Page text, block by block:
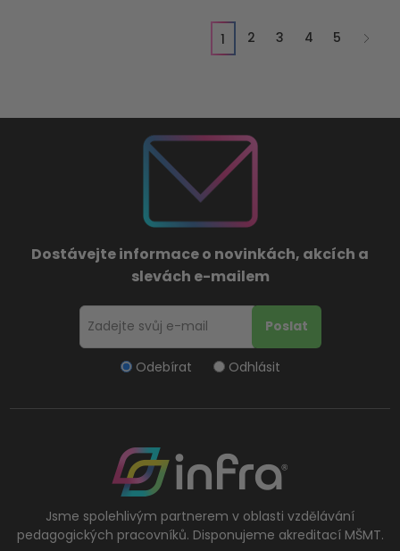
1 2 3 4 5
Dostávejte informace o novinkách, akcích a
slevách e-mailem
Odebírat Odhlásit
Jsme spolehlivým partnerem v oblasti vzdělávání
pedagogických pracovníků. Disponujeme akreditací MŠMT.